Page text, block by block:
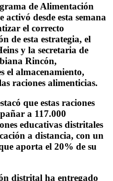
de Alimentación
activó desde esta semana
el correcto
de esta estrategia, el
y la secretaria de
Rincón,
el almacenamiento,
raciones alimenticias.
que estas raciones
a 117.000
educativas distritales
a distancia, con un
aporta el 20% de su
distrital ha entregado